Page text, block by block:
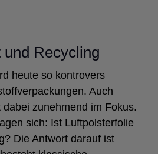
Recycling
heute so kontrovers
Auch
zunehmend im Fokus.
sich: Ist Luftpolsterfolie
Die Antwort darauf ist